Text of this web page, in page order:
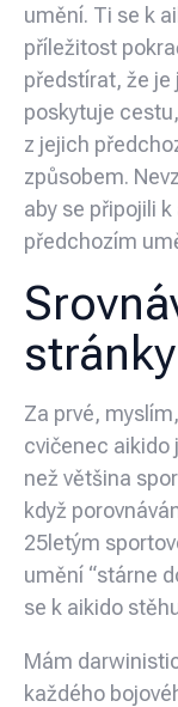
umění. Ti se k
příležitost
předstírat, že je
poskytuje
z jejich
způsobem.
aby se připojili
předchozím
Za prvé,
cvičenec aikido
než většina
když
25letým
umění “stárne
se k aikido
Mám
každého